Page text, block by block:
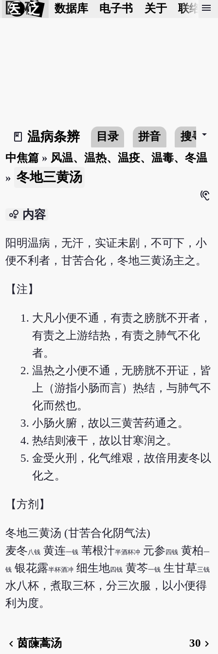
医 砭 数据库 电子书 关于 联络我
menu
book_2
温病条辨 目录 拼音 搜寻arrow_drop_down
中焦篇 » 风温、温热、温疫、温毒、冬温
» 冬地三黄汤
hearing
bubble_chart 内容
阳明温病，无汗，实证未剧，不可下，小
便不利者，甘苦合化，冬地三黄汤主之。
【注】
大凡小便不通，有责之膀胱不开者，
有责之上游结热，有责之肺气不化
者。
温热之小便不通，无膀胱不开证，皆
上（游指小肠而言）热结，与肺气不
化而然也。
小肠火腑，故以三黄苦药通之。
热结则液干，故以甘寒润之。
金受火刑，化气维艰，故倍用麦冬以
化之。
【方剂】
冬地三黄汤 (甘苦合化阴气法)
麦冬 八钱 黄连一钱 苇根汁半酒杯冲 元参四钱 黄柏一
钱 银花露半杯酒冲 细生地四钱 黄芩一钱 生甘草三钱
水八杯，煮取三杯，分三次服，以小便得
利为度。
chevron_left 茵蔯蒿汤 30 chevron_right